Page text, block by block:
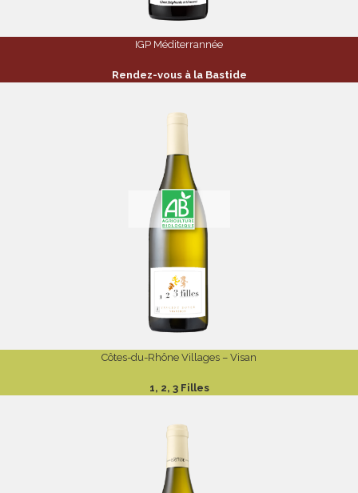
IGP Méditerrannée
Rendez-vous à la Bastide
Côtes-du-Rhône Villages – Visan
1, 2, 3 Filles